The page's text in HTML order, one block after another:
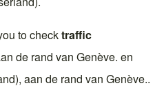
to checktraffic
de rand van Genève. en
, aan de rand van Genève..